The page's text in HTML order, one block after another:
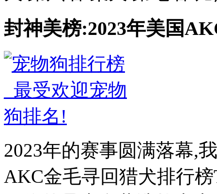
封神美榜:2023年美国
2023年的赛事圆满落幕,
AKC金毛寻回猎犬排行